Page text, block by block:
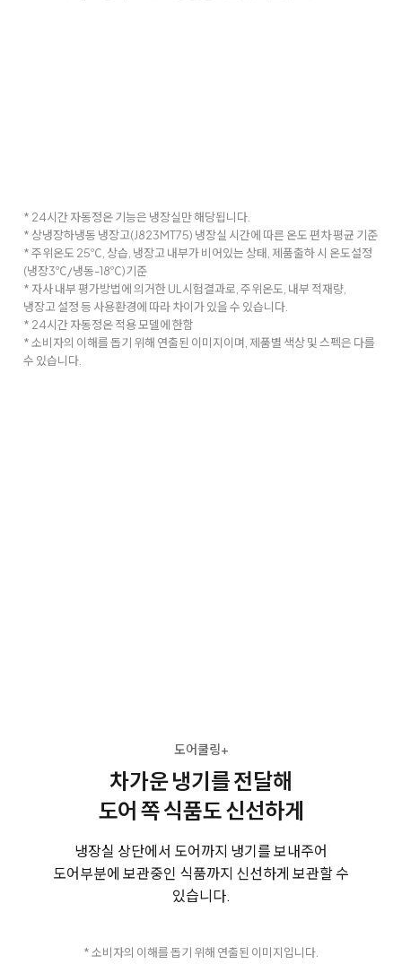
* 24시간 자동정온 기능은 냉장실만 해당됩니다.
* 상냉장하냉동 냉장고(J823MT75) 냉장실 시간에 따른 온도 편차 평균 기준
* 주위온도 25℃, 상습, 냉장고 내부가 비어있는 상태, 제품출하 시 온도설정
(냉장3℃/냉동-18℃)기준
* 자사 내부 평가방법에 의거한 UL시험결과로, 주위온도, 내부 적재량,
냉장고 설정 등 사용환경에 따라 차이가 있을 수 있습니다.
* 24시간 자동정온 적용 모델에 한함
* 소비자의 이해를 돕기 위해 연출된 이미지이며, 제품별 색상 및 스펙은 다를
수 있습니다.
도어쿨링+
차가운 냉기를 전달해
도어 쪽 식품도 신선하게
냉장실 상단에서 도어까지 냉기를 보내주어
도어부분에 보관중인 식품까지 신선하게 보관할 수
있습니다.
* 소비자의 이해를 돕기 위해 연출된 이미지입니다.